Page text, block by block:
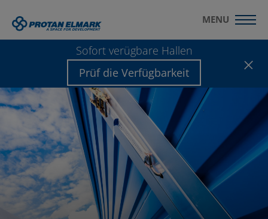
Sofort verügbare Hallen
Prüf die Verfügbarkeit
MENU